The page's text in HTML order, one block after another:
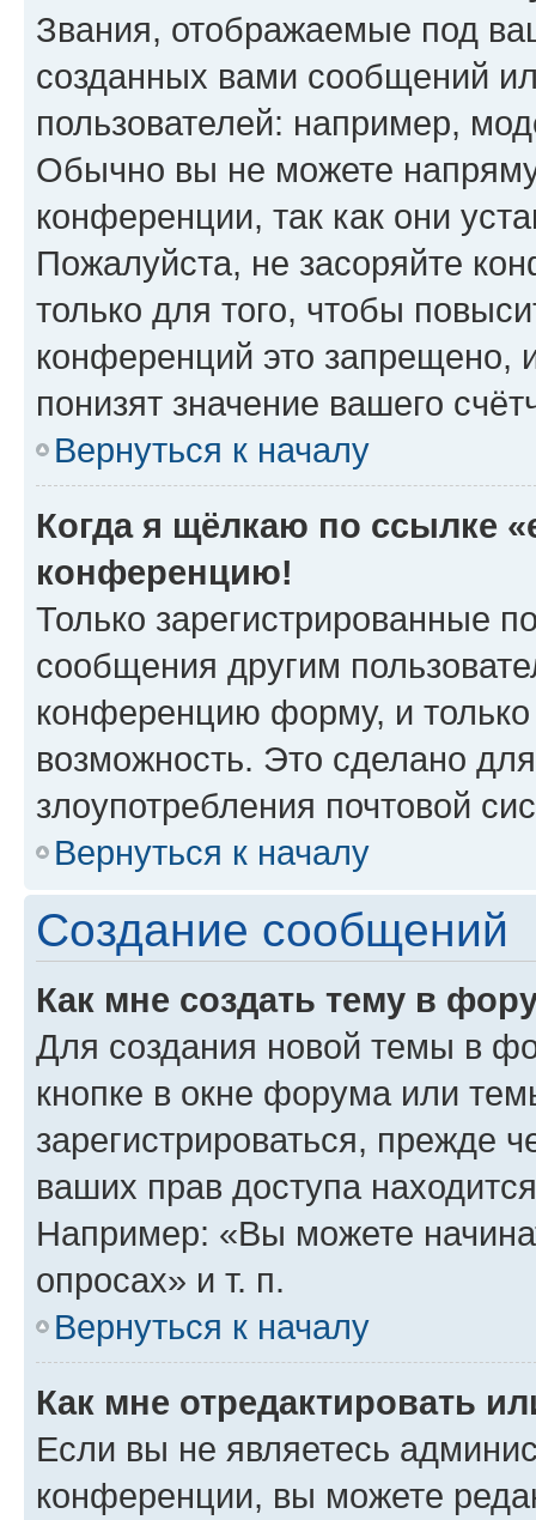
Звания, отображаемые под
созданных вами сообщений
пользователей: например,
Обычно вы не можете
конференции, так как они
Пожалуйста, не засоряйте
только для того, чтобы
конференций это запрещено,
понизят значение вашего
Вернуться к началу
Когда я щёлкаю по ссылке
конференцию!
Только зарегистрированные
сообщения другим
конференцию форму, и
возможность. Это сделано
злоупотребления почтовой
Вернуться к началу
Создание сообщений
Как мне создать тему в
Для создания новой темы в
кнопке в окне форума или
зарегистрироваться, прежде
ваших прав доступа
Например: «Вы можете
опросах» и т. п.
Вернуться к началу
Как мне отредактировать
Если вы не являетесь
конференции, вы можете